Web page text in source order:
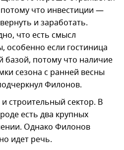
что инвестиции —
и заработать.
что есть смысл
особенно если гостиница
потому что наличие
сезона с ранней весны
Филонов.
строительный сектор. В
есть два крупных
Однако Филонов
идет речь.